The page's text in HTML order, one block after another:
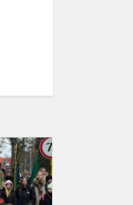
Pasaulio
skautų
judėjimo